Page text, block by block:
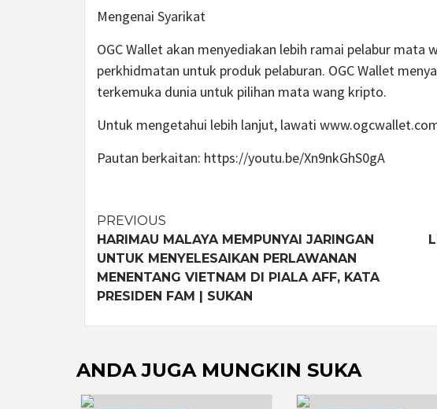
Mengenai Syarikat
OGC Wallet akan menyediakan lebih ramai pelabur mata
perkhidmatan untuk produk pelaburan. OGC Wallet
terkemuka dunia untuk pilihan mata wang kripto.
Untuk mengetahui lebih lanjut, lawati
Pautan berkaitan: https://youtu.be/Xn9nkGhS0gA
Post
navigation
PREVIOUS
HARIMAU MALAYA MEMPUNYAI JARINGAN
UNTUK MENYELESAIKAN PERLAWANAN
MENENTANG VIETNAM DI PIALA AFF, KATA
PRESIDEN FAM | SUKAN
ANDA JUGA MUNGKIN SUKA